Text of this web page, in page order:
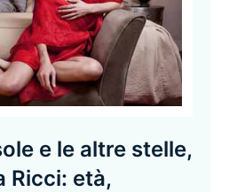
e le altre stelle,
Ricci: età,